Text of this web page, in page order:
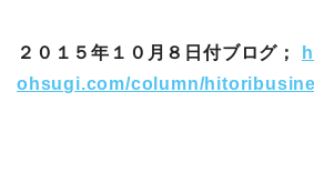
２０１５年１０月８日付ブログ；
ohsugi.com/column/